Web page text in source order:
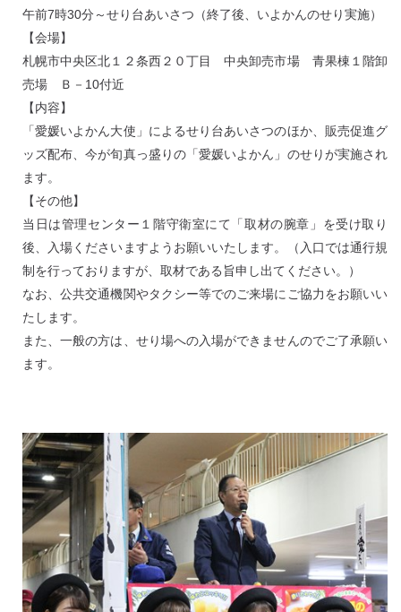
午前7時30分～せり台あいさつ（終了後、いよかんのせり実施）
【会場】
札幌市中央区北１２条西２０丁目 中央卸売市場 青果棟１階卸
売場 Ｂ－10付近
【内容】
「愛媛いよかん大使」によるせり台あいさつのほか、販売促進グ
ッズ配布、今が旬真っ盛りの「愛媛いよかん」のせりが実施され
ます。
【その他】
当日は管理センター１階守衛室にて「取材の腕章」を受け取り
後、入場くださいますようお願いいたします。（入口では通行規
制を行っておりますが、取材である旨申し出てください。）
なお、公共交通機関やタクシー等でのご来場にご協力をお願いい
たします。
また、一般の方は、せり場への入場ができませんのでご了承願い
ます。